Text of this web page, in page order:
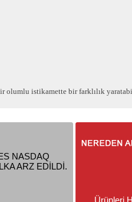
olumlu istikamette bir farklılık
NASDAQ
ARZ EDİLDİ.
Ürünleri